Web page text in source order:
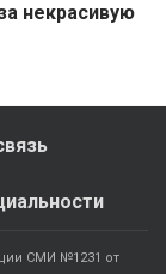
некрасивую
СМИ №1231 от